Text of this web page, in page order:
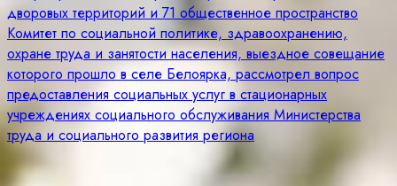
по
записям
дворовых территорий и 71 общественное пространство
Комитет по социальной политике, здравоохранению,
охране труда и занятости населения, выездное совещание
которого прошло в селе Белоярка, рассмотрел вопрос
предоставления социальных услуг в стационарных
учреждениях социального обслуживания Министерства
труда и социального развития региона